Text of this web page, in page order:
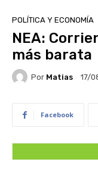
POLÍTICA Y ECONOMÍA
NEA:
más barata
Por Matias 17/
Facebook